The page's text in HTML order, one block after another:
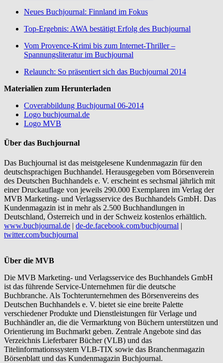
Neues Buchjournal: Finnland im Fokus
Top-Ergebnis: AWA bestätigt Erfolg des Buchjournal
Vom Provence-Krimi bis zum Internet-Thriller –
Spannungsliteratur im Buchjournal
Relaunch: So präsentiert sich das Buchjournal 2014
Materialien zum Herunterladen
Coverabbildung Buchjournal 06-2014
Logo buchjournal.de
Logo MVB
Über das Buchjournal
Das Buchjournal ist das meistgelesene Kundenmagazin für den
deutschsprachigen Buchhandel. Herausgegeben vom Börsenverein
des Deutschen Buchhandels e. V. erscheint es sechsmal jährlich mit
einer Druckauflage von jeweils 290.000 Exemplaren im Verlag der
MVB Marketing- und Verlagsservice des Buchhandels GmbH. Das
Kundenmagazin ist in mehr als 2.500 Buchhandlungen in
Deutschland, Österreich und in der Schweiz kostenlos erhältlich.
www.buchjournal.de | de-de.facebook.com/buchjournal |
twitter.com/buchjournal
Über die MVB
Die MVB Marketing- und Verlagsservice des Buchhandels GmbH
ist das führende Service-Unternehmen für die deutsche
Buchbranche. Als Tochterunternehmen des Börsenvereins des
Deutschen Buchhandels e. V. bietet sie eine breite Palette
verschiedener Produkte und Dienstleistungen für Verlage und
Buchhändler an, die die Vermarktung von Büchern unterstützen und
Orientierung im Buchmarkt geben. Zentrale Angebote sind das
Verzeichnis Lieferbarer Bücher (VLB) und das
Titelinformationssystem VLB-TIX sowie das Branchenmagazin
Börsenblatt und das Kundenmagazin Buchjournal.